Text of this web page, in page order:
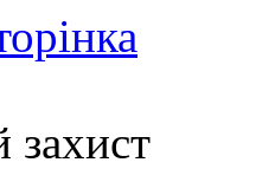
захист